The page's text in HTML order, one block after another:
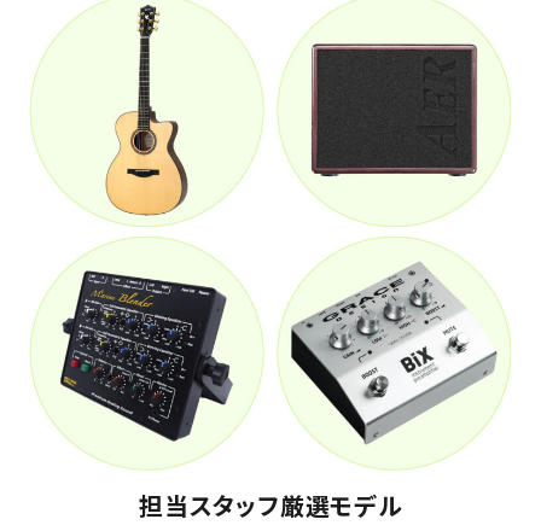
担当スタッフ厳選モデル